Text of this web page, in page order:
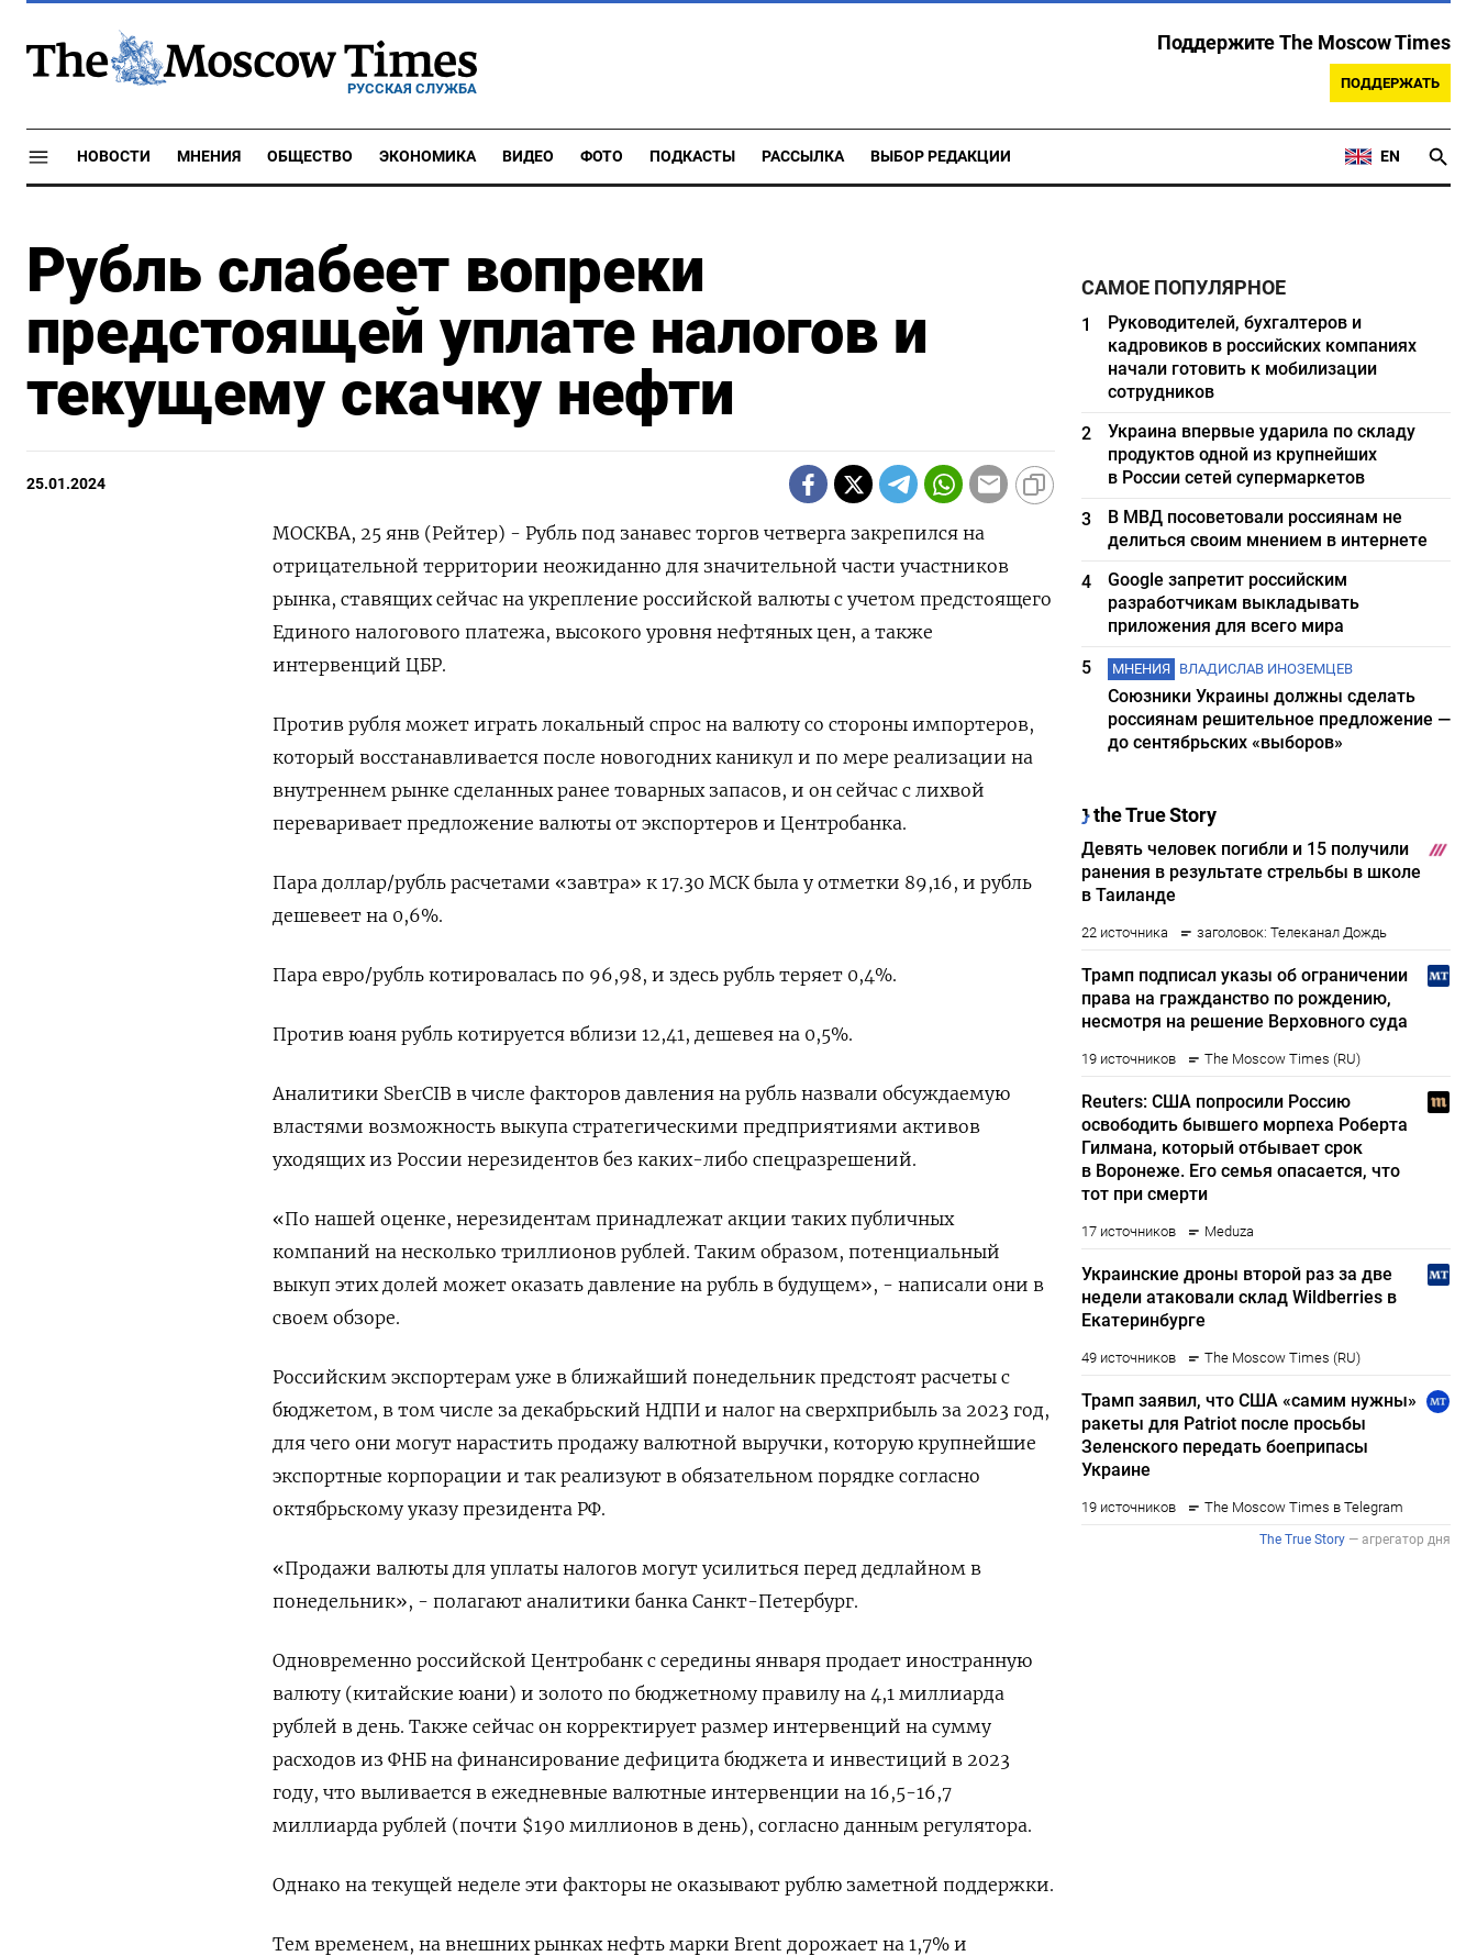
РУССКАЯ СЛУЖБА
Поддержите The Moscow Times
ПОДДЕРЖАТЬ
НОВОСТИ МНЕНИЯ ОБЩЕСТВО ЭКОНОМИКА ВИДЕО ФОТО ПОДКАСТЫ РАССЫЛКА ВЫБОР РЕДАКЦИИ EN
Рубль слабеет вопреки
предстоящей уплате налогов и
текущему скачку нефти
25.01.2024
МОСКВА, 25 янв (Рейтер) - Рубль под занавес торгов четверга закрепился на
отрицательной территории неожиданно для значительной части участников
рынка, ставящих сейчас на укрепление российской валюты с учетом предстоящего
Единого налогового платежа, высокого уровня нефтяных цен, а также
интервенций ЦБР.
Против рубля может играть локальный спрос на валюту со стороны импортеров,
который восстанавливается после новогодних каникул и по мере реализации на
внутреннем рынке сделанных ранее товарных запасов, и он сейчас с лихвой
переваривает предложение валюты от экспортеров и Центробанка.
Пара доллар/рубль расчетами «завтра» к 17.30 МСК была у отметки 89,16, и рубль
дешевеет на 0,6%.
Пара евро/рубль котировалась по 96,98, и здесь рубль теряет 0,4%.
Против юаня рубль котируется вблизи 12,41, дешевея на 0,5%.
Аналитики SberCIB в числе факторов давления на рубль назвали обсуждаемую
властями возможность выкупа стратегическими предприятиями активов
уходящих из России нерезидентов без каких-либо спецразрешений.
«По нашей оценке, нерезидентам принадлежат акции таких публичных
компаний на несколько триллионов рублей. Таким образом, потенциальный
выкуп этих долей может оказать давление на рубль в будущем», - написали они в
своем обзоре.
Российским экспортерам уже в ближайший понедельник предстоят расчеты с
бюджетом, в том числе за декабрьский НДПИ и налог на сверхприбыль за 2023 год,
для чего они могут нарастить продажу валютной выручки, которую крупнейшие
экспортные корпорации и так реализуют в обязательном порядке согласно
октябрьскому указу президента РФ.
«Продажи валюты для уплаты налогов могут усилиться перед дедлайном в
понедельник», - полагают аналитики банка Санкт-Петербург.
Одновременно российской Центробанк с середины января продает иностранную
валюту (китайские юани) и золото по бюджетному правилу на 4,1 миллиарда
рублей в день. Также сейчас он корректирует размер интервенций на сумму
расходов из ФНБ на финансирование дефицита бюджета и инвестиций в 2023
году, что выливается в ежедневные валютные интервенции на 16,5-16,7
миллиарда рублей (почти $190 миллионов в день), согласно данным регулятора.
Однако на текущей неделе эти факторы не оказывают рублю заметной поддержки.
Тем временем, на внешних рынках нефть марки Brent дорожает на 1,7% и
САМОЕ ПОПУЛЯРНОЕ
1
Руководителей, бухгалтеров и
кадровиков в российских компаниях
начали готовить к мобилизации
сотрудников
2
Украина впервые ударила по складу
продуктов одной из крупнейших
в России сетей супермаркетов
3
В МВД посоветовали россиянам не
делиться своим мнением в интернете
4
Google запретит российским
разработчикам выкладывать
приложения для всего мира
5
МНЕНИЯ ВЛАДИСЛАВ ИНОЗЕМЦЕВ
Союзники Украины должны сделать
россиянам решительное предложение —
до сентябрьских «выборов»